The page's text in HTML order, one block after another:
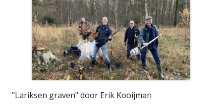
"Lariksen graven" door Erik Kooijman